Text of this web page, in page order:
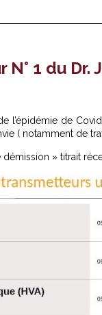
N° 1 du
l’épidémie de
( notamment de
démission » titrait